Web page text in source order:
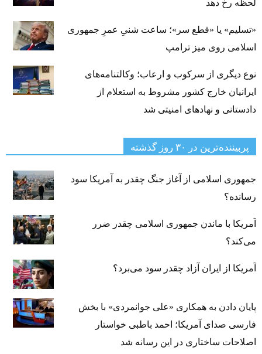
لحظه رخ دهد
«تسلیم» یا «قطع سر»؛ ساعت شنیِ عمرِ جمهوری
اسلامی روی میز ترامپ
نوع دیگری از سرکوب و ارعاب؛ وکالتنامه‌های
ایرانیان خارج کشور مشروط به استعلام از
دادستانی و نهادهای امنیتی شد
پربیننده‌ترین‌ در ۳۰ روز گذشته
جمهوری اسلامی از آغاز جنگ چقدر به آمریکا سود
رسانده؟
آمریکا با ماندن جمهوری اسلامی چقدر ضرر
می‌کند؟
آمریکا از ایران آزاد چقدر سود می‌برد؟
پایان دادن به همکاری «علی جوانمردی» با بخش
فارسی صدای آمریکا؛ احمد باطبی خواستار
اصلاحات ساختاری در این رسانه شد